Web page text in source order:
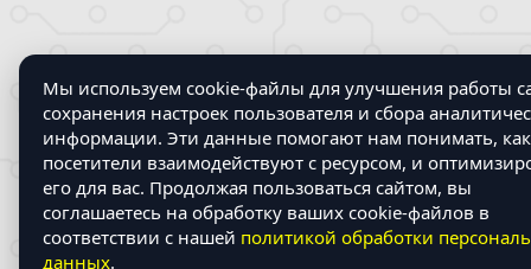
Мы используем cookie-файлы для улучшения работы
сохранения настроек пользователя и сбора
информации. Эти данные помогают нам понимать, как
посетители взаимодействуют с ресурсом, и
его для вас. Продолжая пользоваться сайтом, вы
соглашаетесь на обработку ваших cookie-файлов в
соответствии с нашей политикой обработки
данных.